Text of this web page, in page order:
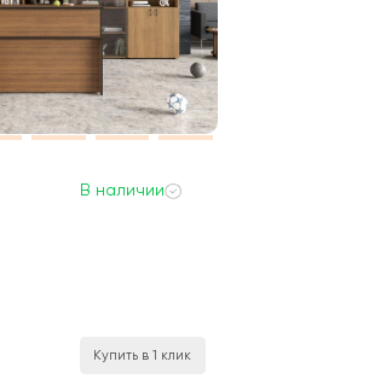
В наличии
Купить в 1 клик